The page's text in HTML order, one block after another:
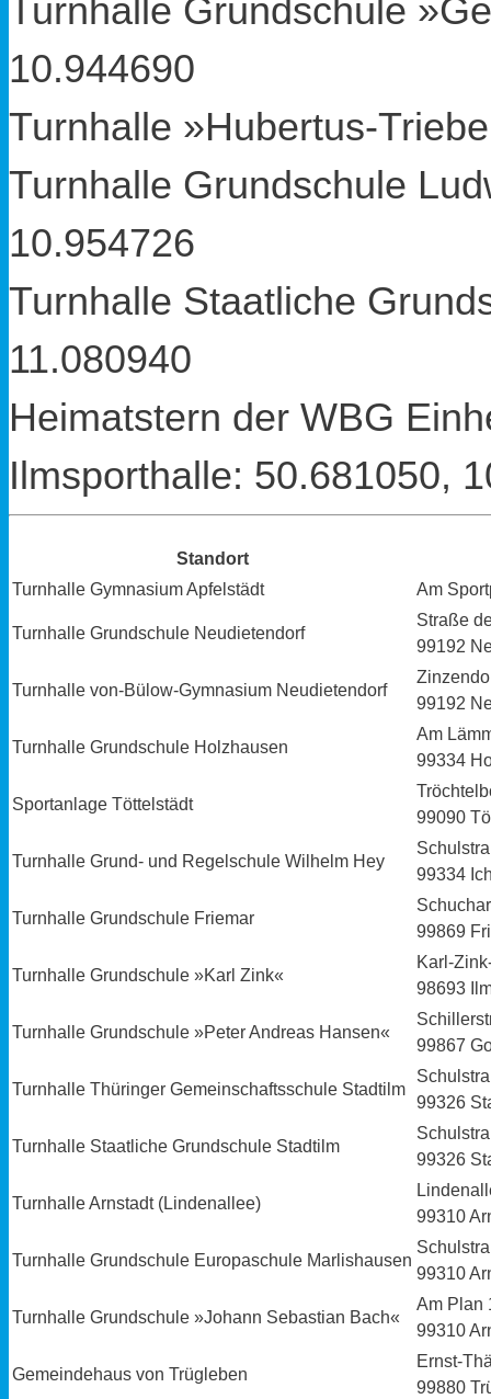
Turnhalle Grundschule
10.944690
Turnhalle »Hubertus-
Turnhalle Grundschule
10.954726
Turnhalle Staatliche
11.080940
Heimatstern der WBG
Ilmsporthalle: 50.681050,
Standort
Turnhalle Gymnasium Apfelstädt
Am
Turnhalle Grundschule Neudietendorf
Straße
99192
Turnhalle von-Bülow-Gymnasium Neudietendorf
99192
Turnhalle Grundschule Holzhausen
Am
99334
Sportanlage Töttelstädt
99090
Turnhalle Grund- und Regelschule Wilhelm Hey
99334
Turnhalle Grundschule Friemar
99869
Turnhalle Grundschule »Karl Zink«
Karl-
98693
Turnhalle Grundschule »Peter Andreas Hansen«
99867
Turnhalle Thüringer Gemeinschaftsschule Stadtilm
99326
Turnhalle Staatliche Grundschule Stadtilm
99326
Turnhalle Arnstadt (Lindenallee)
99310
Turnhalle Grundschule Europaschule Marlishausen
99310
Turnhalle Grundschule »Johann Sebastian Bach«
Am Plan
99310
Gemeindehaus von Trügleben
Ernst-
99880